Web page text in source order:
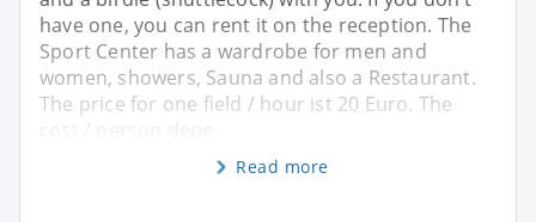
have one, you can rent it on the reception. The
Sport Center has a wardrobe for men and
women, showers, Sauna and also a Restaurant.
The price for one field / hour ist 20 Euro. The
Read more